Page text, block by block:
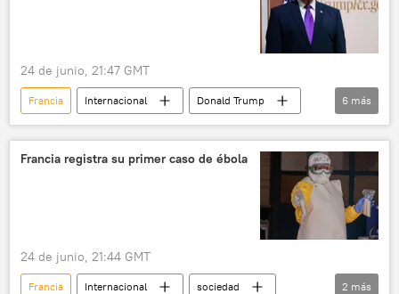
24 de junio, 21:47 GMT
Francia Internacional
Donald Trump
Mark Rutte
EEUU
Alemania
seguridad
política OTAN
6 más
Francia registra su primer caso de ébola
24 de junio, 21:44 GMT
Francia Internacional
sociedad
2 más